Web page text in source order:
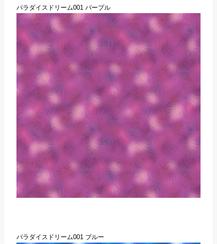
パラダイスドリーム001 パープル
パラダイスドリーム001 ブルー